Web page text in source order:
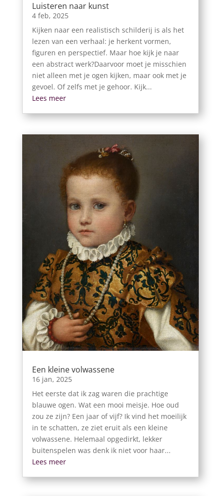
Luisteren naar kunst
4 feb, 2025
Kijken naar een realistisch schilderij is als het
lezen van een verhaal: je herkent vormen,
figuren en perspectief. Maar hoe kijk je naar
een abstract werk?Daarvoor moet je misschien
niet alleen met je ogen kijken, maar ook met je
gevoel. Of zelfs met je gehoor. Kijk...
Lees meer
Een kleine volwassene
16 jan, 2025
Het eerste dat ik zag waren die prachtige
blauwe ogen. Wat een mooi meisje. Hoe oud
zou ze zijn? Een jaar of vijf? Ik vind het moeilijk
in te schatten, ze ziet eruit als een kleine
volwassene. Helemaal opgedirkt, lekker
buitenspelen was denk ik niet voor haar...
Lees meer